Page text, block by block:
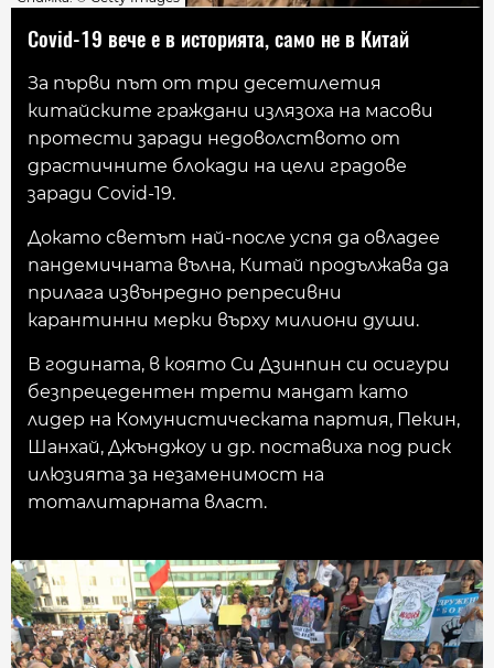
Covid-19 вече е в историята, само не в Китай
За първи път от три десетилетия
китайските граждани излязоха на масови
протести заради недоволството от
драстичните блокади на цели градове
заради Covid-19.
Докато светът най-после успя да овладее
пандемичната вълна, Китай продължава да
прилага извънредно репресивни
карантинни мерки върху милиони души.
В годината, в която Си Дзинпин си осигури
безпрецедентен трети мандат като
лидер на Комунистическата партия, Пекин,
Шанхай, Джънджоу и др. поставиха под риск
илюзията за незаменимост на
тоталитарната власт.